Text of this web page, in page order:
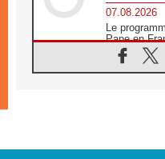
07.08.2026
Le
Pape en
07.08.2026
1ère
07.08.2026